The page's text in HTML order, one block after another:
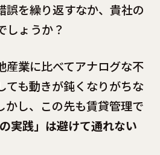
誤を繰り返すなか、貴社の
しょうか？
産業に比べてアナログな不
ても動きが鈍くなりがちな
かし、この先も賃貸管理で
実践」は避けて通れない